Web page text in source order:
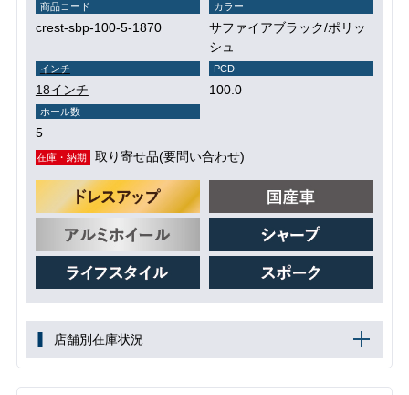
商品コード
crest-sbp-100-5-1870
カラー
サファイアブラック/ポリッ
シュ
インチ
18インチ
PCD
100.0
ホール数
5
在庫・納期 取り寄せ品(要問い合わせ)
店舗別在庫状況